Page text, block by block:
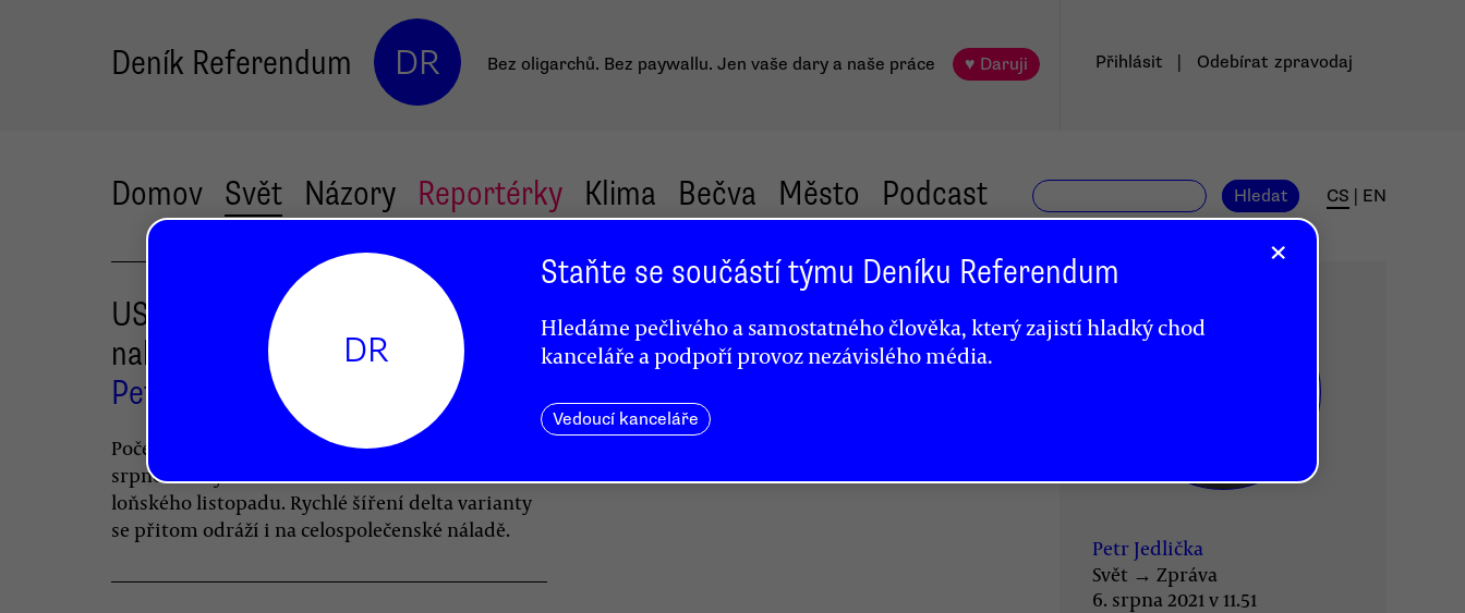
Deník Referendum DR Bez oligarchů. Bez paywallu. Jen vaše dary a naše práce ♥ Daruji Přihlásit Odebírat zpravodaj
Domov Svět Názory Reportérky Klima Bečva Město Podcast Hledat CS EN
USA drtí nová vlna covidu,
nakažených už je jako vloni
Petr Jedlička
Počet nově nakažených přesáhl v prvním
srpnovém týdnu 120 tisíc — úroveň ze začátku
loňského listopadu. Rychlé šíření delta varianty
se přitom odráží i na celospolečenské náladě.
Petr Jedlička
Svět → Zpráva
6. srpna 2021 v 11.51
×
DR
Staňte se součástí týmu Deníku Referendum
Hledáme pečlivého a samostatného člověka, který zajistí hladký chod
kanceláře a podpoří provoz nezávislého média.
Vedoucí kanceláře